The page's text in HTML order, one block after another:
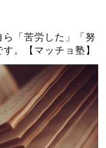
「苦労した」「努
。【マッチョ塾】